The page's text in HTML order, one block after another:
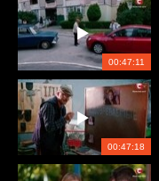
00:47:11
00:47:18